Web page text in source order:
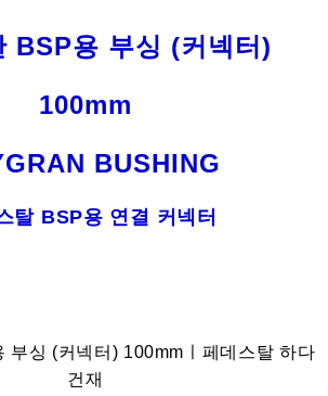
BSP용 부싱 (커넥터)
100mm
BUSHING
탈 BSP용 연결 커넥터